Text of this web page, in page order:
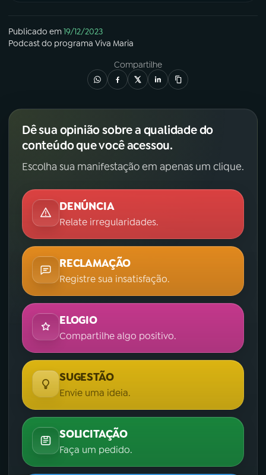
Publicado em19/12/2023
Podcastdo programa Viva Maria
Compartilhe
Dê sua opinião sobre a qualidade do
conteúdo que você acessou.
Escolha sua manifestação em apenas um clique.
DENÚNCIA
Relate irregularidades.
RECLAMAÇÃO
Registre sua insatisfação.
ELOGIO
Compartilhe algo positivo.
SUGESTÃO
Envie uma ideia.
SOLICITAÇÃO
Faça um pedido.